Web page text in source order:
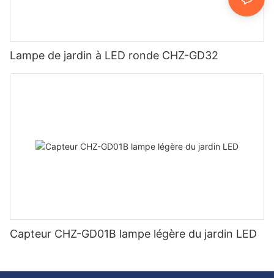
Lampe de jardin à LED ronde CHZ-GD32
Capteur CHZ-GD01B lampe légère du jardin LED